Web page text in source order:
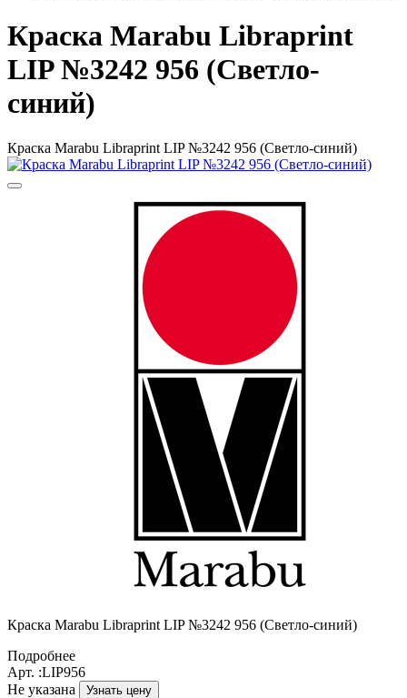
Краска Маrabu Libraprint
LIP №3242 956 (Светло-
синий)
Краска Маrabu Libraprint LIP №3242 956 (Светло-синий)
Краска Маrabu Libraprint LIP №3242 956 (Светло-синий)
Подробнее
Арт. :LIP956
Не указана
Узнать цену